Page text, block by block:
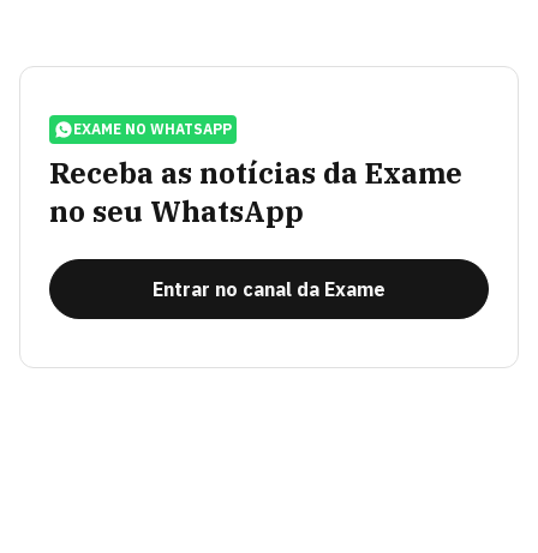
EXAME NO WHATSAPP
Receba as notícias da Exame
no seu WhatsApp
Entrar no canal da Exame